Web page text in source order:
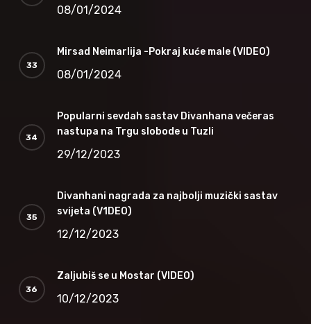
08/01/2024
Mirsad Neimarlija -Pokraj kuće male (VIDEO)
08/01/2024
Popularni sevdah sastav Divanhana večeras
nastupa na Trgu slobode u Tuzli
29/12/2023
Divanhani nagrada za najbolji muzički sastav
svijeta (V1DEO)
12/12/2023
Zaljubiš se u Mostar (VIDEO)
10/12/2023